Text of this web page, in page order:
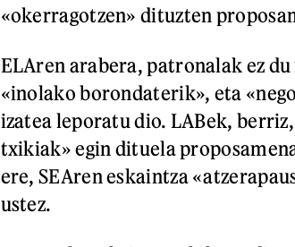
«okerragotzen» dituzten
ELAren arabera, patronalak ez
«inolako borondaterik», eta
izatea leporatu dio. LABek,
txikiak» egin dituela
ere, SEAren eskaintza
ustez.